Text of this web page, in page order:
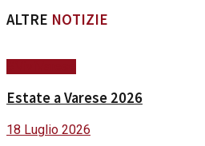
ALTRE NOTIZIE
Estate a Varese 2026
18 Luglio 2026